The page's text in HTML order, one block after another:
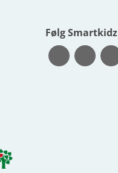
Følg Smartkidz